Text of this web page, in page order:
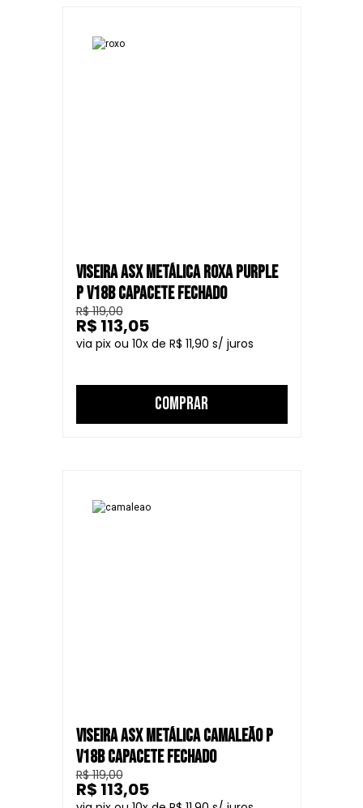
VISEIRA ASX METÁLICA ROXA PURPLE
P V18B CAPACETE FECHADO
R$ 119,00
10
R$ 11,90
R$ 113,05
COMPRAR
VISEIRA ASX METÁLICA CAMALEÃO P
V18B CAPACETE FECHADO
R$ 119,00
R$ 113,05